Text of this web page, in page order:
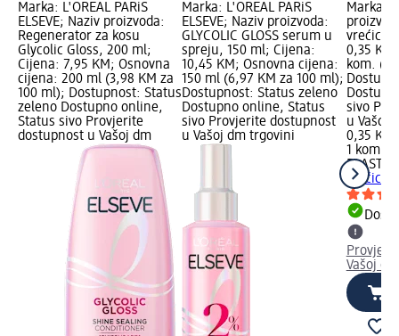
Marka: L'ORÉAL PARiS
ELSEVE; Naziv proizvoda:
Regenerator za kosu
Glycolic Gloss, 200 ml;
Cijena: 7,95 KM; Osnovna
cijena: 200 ml (3,98 KM za
100 ml); Dostupnost: Status
zeleno Dostupno online,
Status sivo Provjerite
dostupnost u Vašoj dm
Marka: L'ORÉAL PARiS
ELSEVE; Naziv proizvoda:
GLYCOLIC GLOSS serum u
spreju, 150 ml; Cijena:
10,45 KM; Osnovna cijena:
150 ml (6,97 KM za 100 ml);
Dostupnost: Status zeleno
Dostupno online, Status
sivo Provjerite dostupnost
u Vašoj dm trgovini
Marka:
vrećica,
0,35
kom.
sivo
u Vašoj
0,35 KM
1 kom.
PLASTEX
vrećica,
Vašoj